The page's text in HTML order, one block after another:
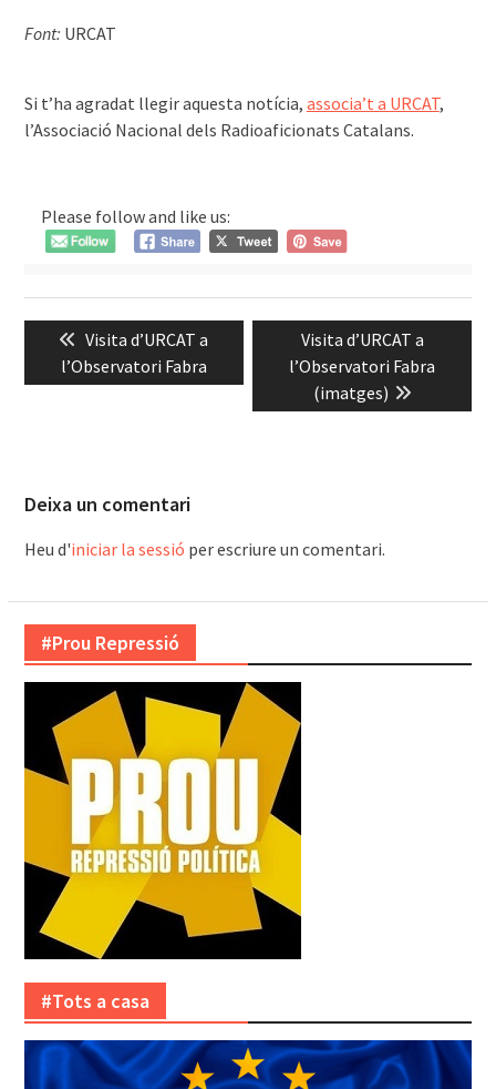
Font: URCAT
Si t’ha agradat llegir aquesta notícia, associa’t a URCAT,
l’Associació Nacional dels Radioaficionats Catalans.
Please follow and like us:
d'entrades
Previous
post:
Visita d’URCAT a
l’Observatori Fabra
Next
post:
Visita d’URCAT a
l’Observatori Fabra
(imatges)
Deixa un comentari
Heu d'iniciar la sessió per escriure un comentari.
#Prou Repressió
#Tots a casa